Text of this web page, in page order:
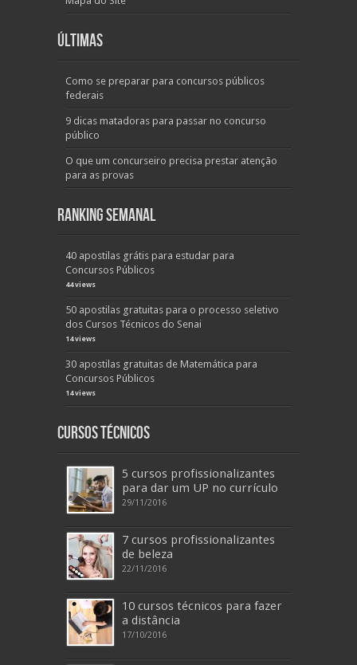
Últimas
Como se preparar para concursos públicos
federais
9 dicas matadoras para passar no concurso
público
O que um concurseiro precisa prestar atenção
para as provas
Ranking Semanal
40 apostilas grátis para estudar para
Concursos Públicos
44 views
50 apostilas gratuitas para o processo seletivo
dos Cursos Técnicos do Senai
14 views
30 apostilas gratuitas de Matemática para
Concursos Públicos
14 views
Cursos Técnicos
5 cursos profissionalizantes
para dar um UP no currículo
29/11/2016
7 cursos profissionalizantes
de beleza
22/11/2016
10 cursos técnicos para fazer
a distância
17/10/2016